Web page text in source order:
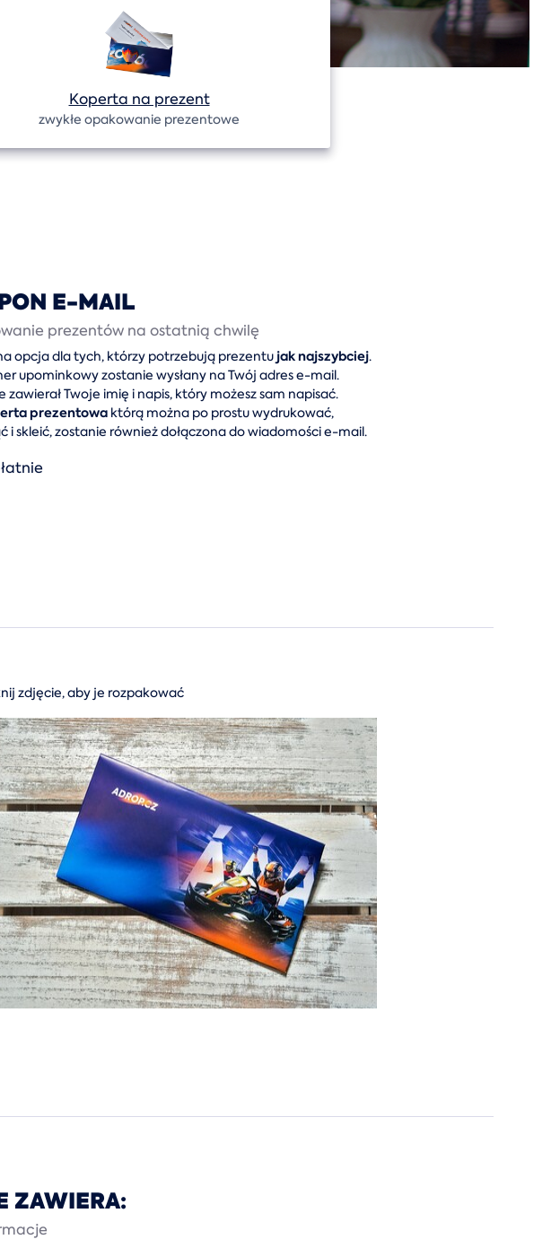
Koperta na prezent
zwykłe opakowanie prezentowe
E-MAIL
prezentów na ostatnią chwilę
opcja dla tych, którzy potrzebują prezentu jak najszybciej.
upominkowy zostanie wysłany na Twój adres e-mail.
zawierał Twoje imię i napis, który możesz sam napisać.
prezentowa którą można po prostu wydrukować,
i skleić, zostanie również dołączona do wiadomości e-mail.
zdjęcie, aby je rozpakować
ZAWIERA: